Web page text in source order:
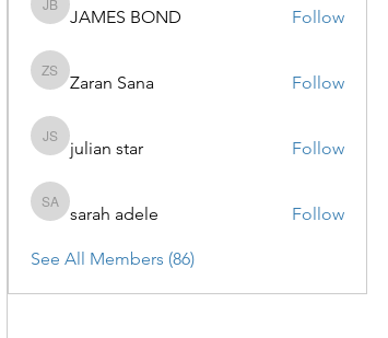
JAMES BOND
JAMES BOND Follow
Zaran Sana
Zaran Sana Follow
julian star
julian star Follow
sarah adele
sarah adele Follow
See All Members (86)